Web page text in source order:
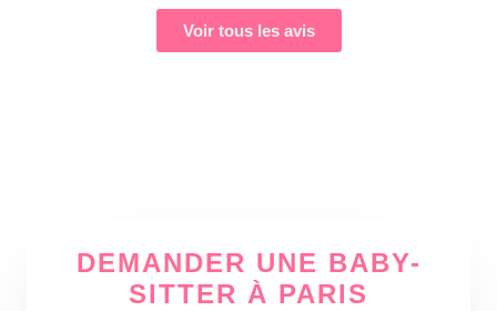
Voir tous les avis
DEMANDER UNE BABY-
SITTER À PARIS